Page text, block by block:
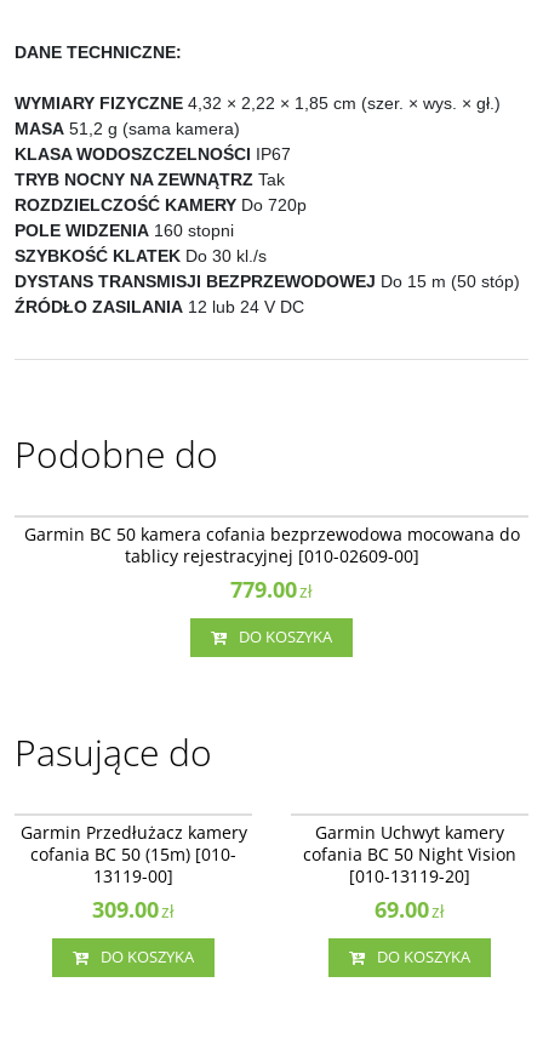
DANE TECHNICZNE:
WYMIARY FIZYCZNE 4,32 × 2,22 × 1,85 cm (szer. × wys. × gł.)
MASA 51,2 g (sama kamera)
KLASA WODOSZCZELNOŚCI IP67
TRYB NOCNY NA ZEWNĄTRZ Tak
ROZDZIELCZOŚĆ KAMERY Do 720p
POLE WIDZENIA 160 stopni
SZYBKOŚĆ KLATEK Do 30 kl./s
DYSTANS TRANSMISJI BEZPRZEWODOWEJ Do 15 m (50 stóp)
ŹRÓDŁO ZASILANIA 12 lub 24 V DC
Podobne do
NOWOŚĆ
Garmin BC 50 kamera cofania bezprzewodowa mocowana do
tablicy rejestracyjnej [010-02609-00]
779.00zł
DO KOSZYKA
Pasujące do
Garmin Przedłużacz kamery
cofania BC 50 (15m) [010-
13119-00]
309.00zł
DO KOSZYKA
Garmin Uchwyt kamery
cofania BC 50 Night Vision
[010-13119-20]
69.00zł
DO KOSZYKA